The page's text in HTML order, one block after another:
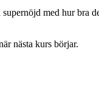
med hur bra
nästa kurs börjar.